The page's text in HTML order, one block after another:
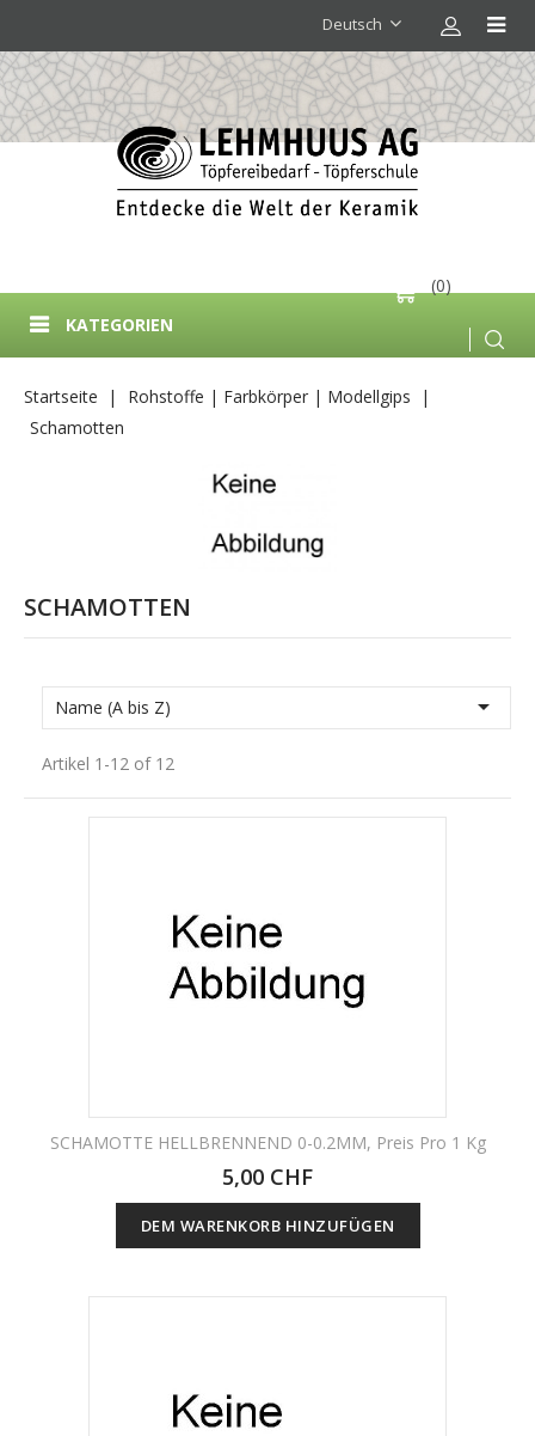
Deutsch
(0)
KATEGORIEN
Startseite
Rohstoffe | Farbkörper | Modellgips
Schamotten
SCHAMOTTEN
Name (A bis Z) 
Artikel 1-12 of 12
SCHAMOTTE HELLBRENNEND 0-0.2MM, Preis Pro 1 Kg
5,00 CHF
DEM WARENKORB HINZUFÜGEN